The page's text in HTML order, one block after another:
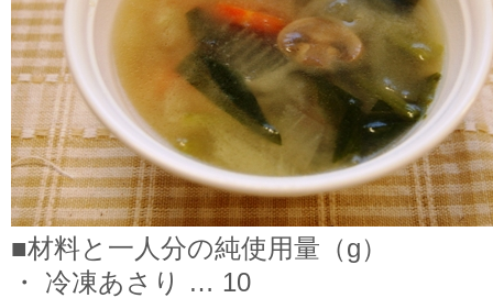
■材料と一人分の純使用量（g）
・ 冷凍あさり … 10